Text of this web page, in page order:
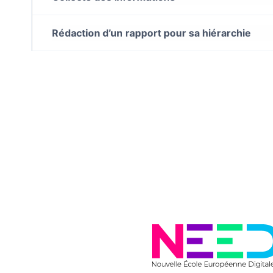
Rédaction d’un rapport pour sa hiérarchie